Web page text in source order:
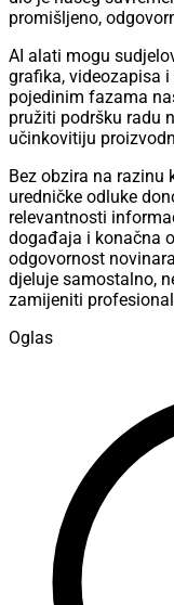
promišljeno,
AI alati mogu
grafika, videozapisa
pojedinim fazama
pružiti podršku radu
učinkovitiju
Bez obzira na razinu
uredničke odluke
relevantnosti
događaja i konačna
odgovornost
djeluje samostalno,
zamijeniti
Oglas